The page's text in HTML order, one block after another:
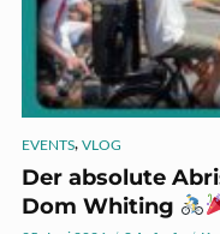
EVENTS, VLOG
Der absolute
Dom Whiting